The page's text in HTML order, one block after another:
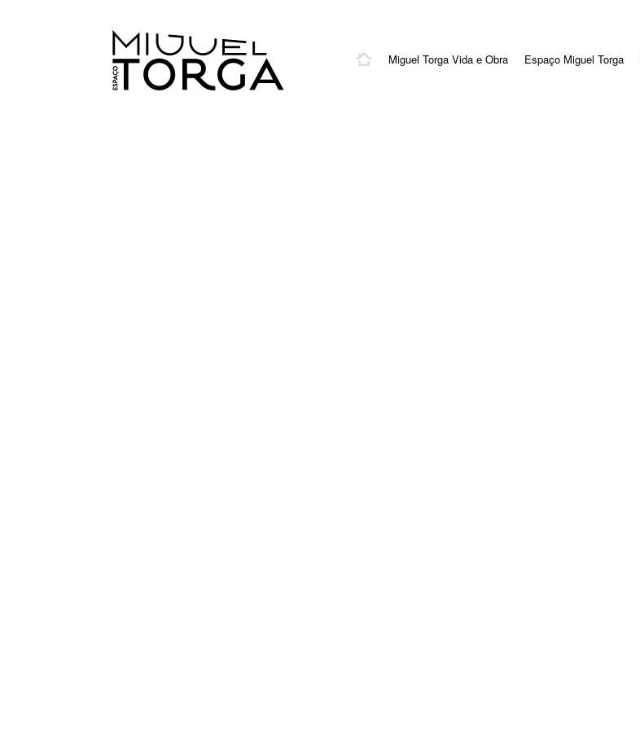
Miguel Torga Vida e Obra Espaço Miguel Torga